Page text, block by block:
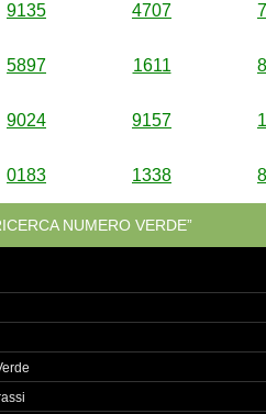
9135 4707
5897 1611
9024 9157
0183 1338
NUMERO VERDE”